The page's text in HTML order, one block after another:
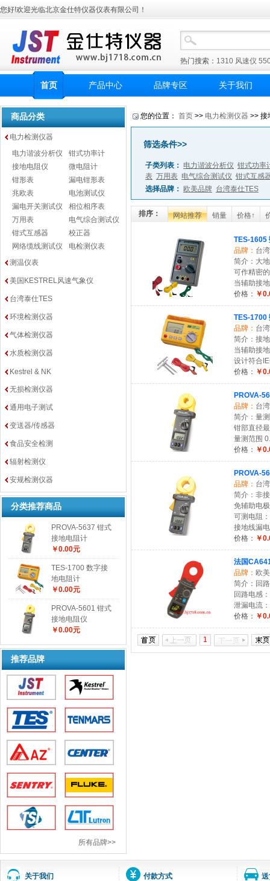
您好!欢迎光临北京金仕特仪器仪表有限公司！
热门搜索： 1310 风速仪
首页 产品中心 品牌专区 关于我们
商品分类
电力检测仪器
电力谐波分析仪
钳式功率计
接地电阻仪
微电阻计
钳形表
漏电钳形表
兆欧表
电池测试仪
漏电开关测试仪
相位相序表
万用表
电气综合测试仪
钳式互感器
校正器
网络缆线测试仪
电检测仪表
测温仪表
美国KESTREL风速气象仪
台湾泰仕TES
环境检测仪器
气体检测仪器
水质检测仪器
Kestrel & NK
无损检测仪器
通用电子测试
变送器/传感器
食品安全检测
辐射检测仪
安规检测仪器
分类推荐商品
PROVA-5637 钳式
接地电阻计
￥0.00元
TES-1700 数字接
地电阻计
￥0.00元
PROVA-5601 钳式
接地电阻仪
￥0.00元
推荐品牌
所有品牌>>
您的位置： 首页 >> 电力检测仪器 >> 接
筛选条件>>
子类列表： 电力谐波分析仪 钳式功率
表 万用表 电气综合测试仪 钳式互感
选择品牌： 欧美品牌 台湾泰仕TES
排序： 网站推荐 销量 价格↑
TES-1605
品牌： 台
简介：大
可作精密
当辅助接
价格： ￥
TES-1700
品牌： 台
简介：接
当辅助接
设计符合
价格： ￥
PROVA-
品牌： 台
简介：量
钳部直径
量测范围
价格： ￥
PROVA-
品牌： 台
简介：非
免辅助电
可测电阻
接地线漏
价格： ￥
法国
品牌： 欧
简介：回
回路电感
泄漏电流
价格： ￥
1
关于我们
付款方式